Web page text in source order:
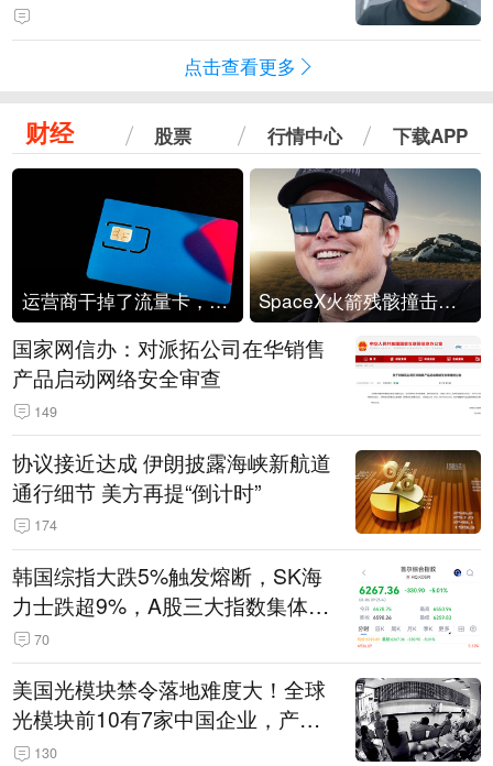
点击查看更多
财经 股票 行情中心 下载APP
运营商干掉了流量卡，他们真的玩不起了 SpaceX火箭残骸撞击月球
国家网信办：对派拓公司在华销售
产品启动网络安全审查
149
协议接近达成 伊朗披露海峡新航道
通行细节 美方再提“倒计时”
174
韩国综指大跌5%触发熔断，SK海
力士跌超9%，A股三大指数集体低
开 70
美国光模块禁令落地难度大！全球
光模块前10有7家中国企业，产业
界人士：想“脱钩”并不容易
130